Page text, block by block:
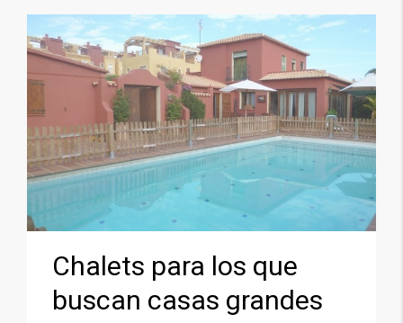
Chalets para los que
buscan casas grandes